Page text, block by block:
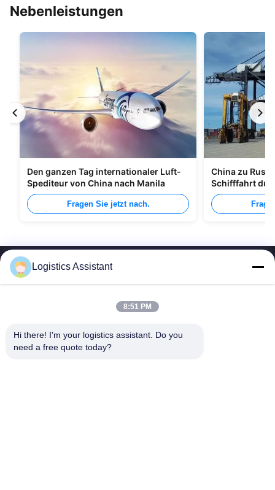
Nebenleistungen
Den ganzen Tag internationaler Luft-
Spediteur von China nach Manila
Fragen Sie jetzt nach.
China zu
Schifffahrt
Logistics Assistant
8:51 PM
Hi there! I'm your logistics assistant. Do you
need a free quote today?